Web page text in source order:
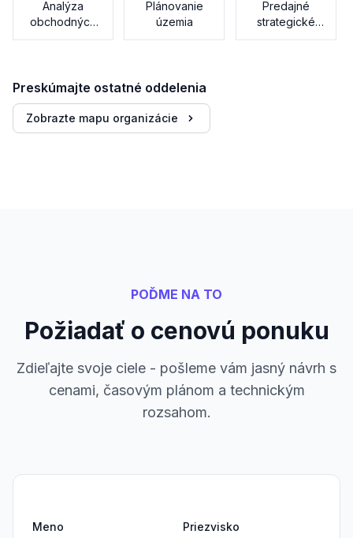
Analýza
obchodných
postupov
Plánovanie
územia
Predajné
strategické
karty
Preskúmajte ostatné oddelenia
Zobrazte mapu organizácie
POĎME NA TO
Požiadať o cenovú ponuku
Zdieľajte svoje ciele - pošleme vám jasný návrh s
cenami, časovým plánom a technickým
rozsahom.
Meno Priezvisko